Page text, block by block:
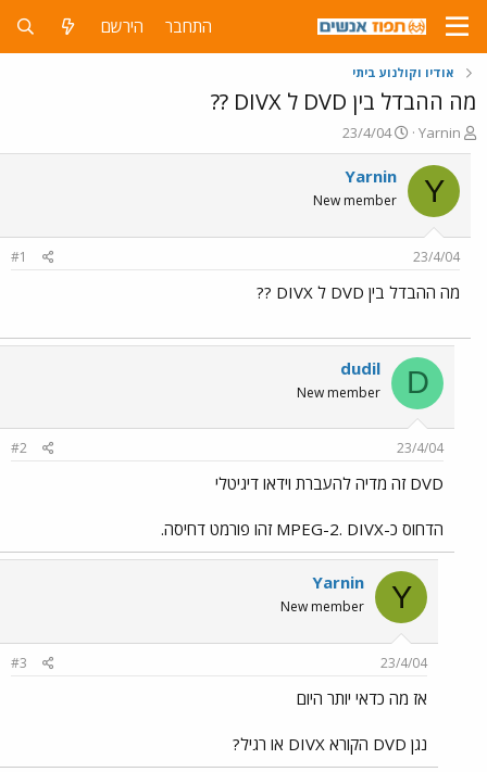
התחבר הירשם
אודיו וקולנוע ביתי
מה ההבדל בין DVD ל DIVX ??
פ
ו
ת
ח
ה
ש
א
Yarnin
פ
ו
ר
ם
ר
23/4/04
Y
Yarnin
New member
23/4/04
#1
מה ההבדל בין DVD ל DIVX ??
D
dudil
New member
23/4/04
#2
DVD זה מדיה להעברת וידאו דיגיטלי
הדחוס כ-MPEG-2. DIVX זהו פורמט דחיסה.
Y
Yarnin
New member
23/4/04
#3
אז מה כדאי יותר היום
נגן DVD הקורא DIVX או רגיל?